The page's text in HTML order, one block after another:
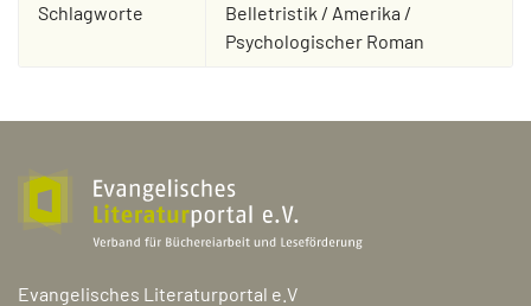
Schlagworte
Belletristik / Amerika /
Psychologischer Roman
Evangelisches Literaturportal e.V